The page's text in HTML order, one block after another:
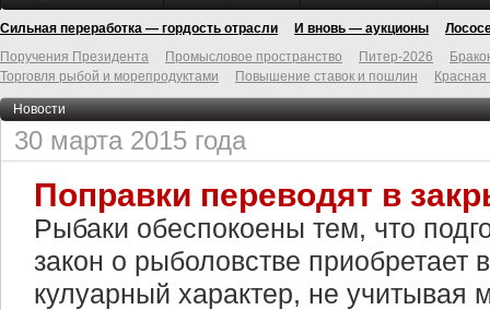
Сильная переработка — гордость отрасли И вновь — аукционы
Поручения Президента
Промысловое пространство Питер-2026
Торговля рыбой и морепродуктами
Повышение ставок и пошлин
Новости
30 марта 2015 года
Поправки переводят в
Рыбаки обеспокоены тем, что
закон о рыболовстве приобретает
кулуарный характер, не учитывая